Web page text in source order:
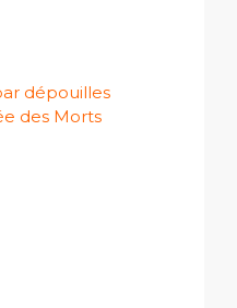
dépouilles
des Morts